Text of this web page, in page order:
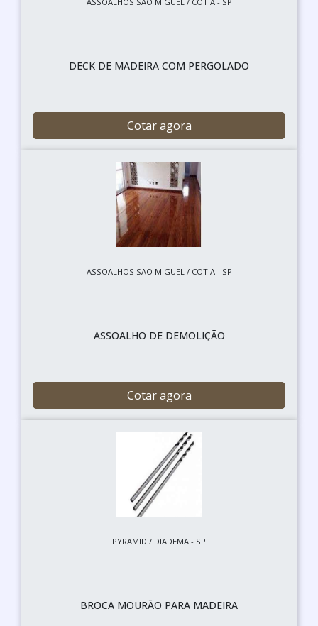
DECK DE MADEIRA COM PERGOLADO
Cotar agora
ASSOALHOS SAO MIGUEL / COTIA - SP
ASSOALHO DE DEMOLIÇÃO
Cotar agora
PYRAMID / DIADEMA - SP
BROCA MOURÃO PARA MADEIRA